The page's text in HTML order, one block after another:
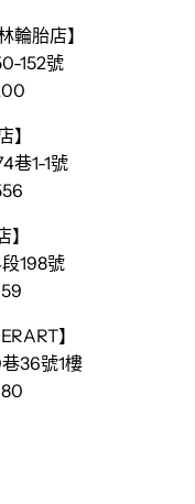
輪胎店】
152號
】
巷1-1號
198號
】
36號1樓